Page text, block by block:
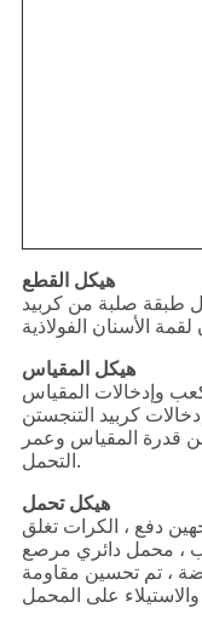
هيكل القطع
طبقة صلبة من كربيد
هيكل المقياس
وإدخالات المقياس
كربيد التنجستن
قدرة المقياس وعمر
التحمل.
هيكل تحمل
دفع ، الكرات تغلق
، محمل دائري مرصع
، تم تحسين مقاومة